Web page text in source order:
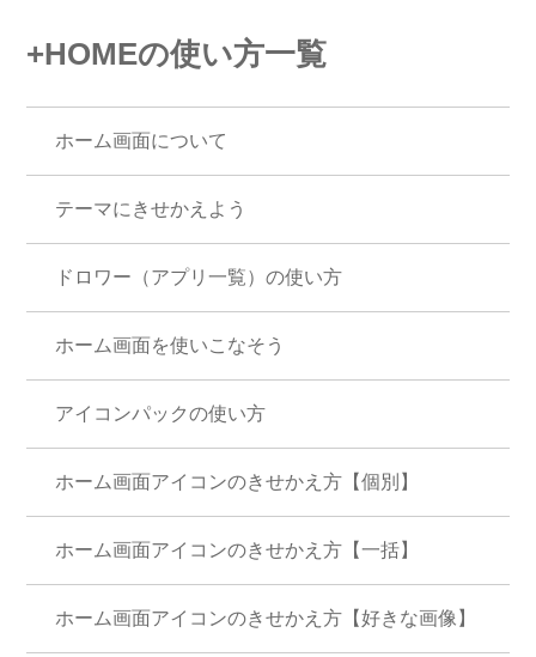
+HOMEの使い方一覧
ホーム画面について
テーマにきせかえよう
ドロワー（アプリ一覧）の使い方
ホーム画面を使いこなそう
アイコンパックの使い方
ホーム画面アイコンのきせかえ方【個別】
ホーム画面アイコンのきせかえ方【一括】
ホーム画面アイコンのきせかえ方【好きな画像】